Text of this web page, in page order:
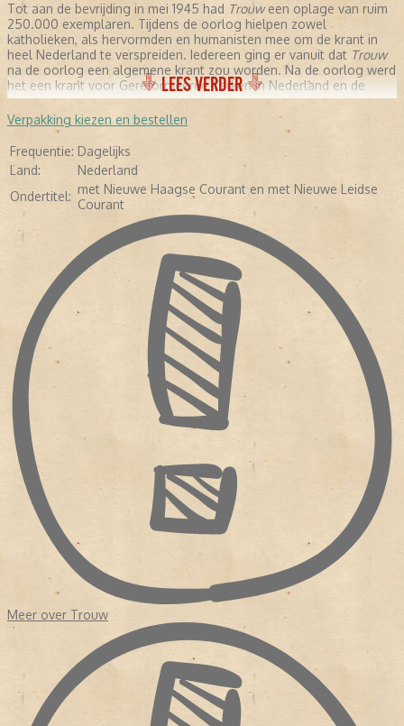
Tot aan de bevrijding in mei 1945 had Trouween oplage van ruim
250.000 exemplaren. Tijdens de oorlog hielpen zowel
katholieken, als hervormden en humanisten mee om de krant in
heel Nederland te verspreiden. Iedereen ging er vanuit dat Trouw
na de oorlog een algemene krant zou worden. Na de oorlog werd
het een krant voor Gereformeerde Kerken in Nederland en de
bijbehorende politieke partij Anti-Revolutionaire Partij (ARP).
NA DE OORLOG
Sieuwert Bruins Slot was na de bevrijding de hoofdredacteur
vanTrouw
. Daarnaast was hij voor de ARP fractielid in de Tweede
Kamer. Zijn achtergrond kwam sterk naar voren in de
hoofdredactionele commentaren, zoals de dekolonisatie van
Indonesië, christenen die overliepen naar de Partij van de Arbeid.
Dit duurde tot 1963. Uit het niets maakte Slot een ommezwaai in
de wijze waarop hij commentaar gaf. Alle vormen van religie
werden als een belangrijk onderdeel van de samenleving
beschouwd. Stichting De Christelijke Pers, die over de identiteit
van de krant waakte, zag geen kwaad in de veranderingen. Totdat
de krant in financieel zwaar weer kwam.
Sinds de oprichting was Trouwnog nooit geleid door een redactie
van journalisten. Zelfs na de fusie in 1971 met de Kwartetbladen,
vier protestants-christelijke dagbladen uit Zuid-Holland die
eveneens geldproblemen hadden, was er nog geen redactionele
eenheid. Hoewel het erop leek dat het bestaansrecht van de krant
kwam verbeterde, haakten veel lezers af. Waarom? Enerzijds
had
de orthodoxe oorsprong opzij gezet en anderzijds was
de krant nog steeds een onderdeel van de verzuiling.
In 1975 volgde opnieuw een fusie vanwege geldgebrek.
Perscombinatie nam
Trouwover. Dit keer kwam de redactie in
handen van echte krantenuitgevers terecht. Er was budget voor
make over en er werden eisen gesteld aan de hoofdredactie.
NIEUW KOERS
Het duurde tot 1998 dat het dagblad een hoofdredacteur kreeg
met een journalistieke achtergrond, Frits van Exter. Onder zijn
leiding werd de krant opgedeeld in 'een nieuwskatern' en een
achtergrond 'De Verdieping'. Exter had in de redactie gezeten en
wist wat er speelde. In 2007 nam Willem Schoonen het stokje van
Frits Exter over. Evenals Exter kwam ook Schoonen uit de redactie.
Hij was redacteur geweest vanDe Waarheid
en kwam in 1985 als
wetenschapsredacteur bij
Trouw. Vervolgens was Schoonen nog
LEES VERDER
Verpakking kiezen en bestellen
Frequentie: Dagelijks
Land:
Nederland
Ondertitel: met Nieuwe Haagse Courant en met Nieuwe Leidse
Courant
Meer over Trouw